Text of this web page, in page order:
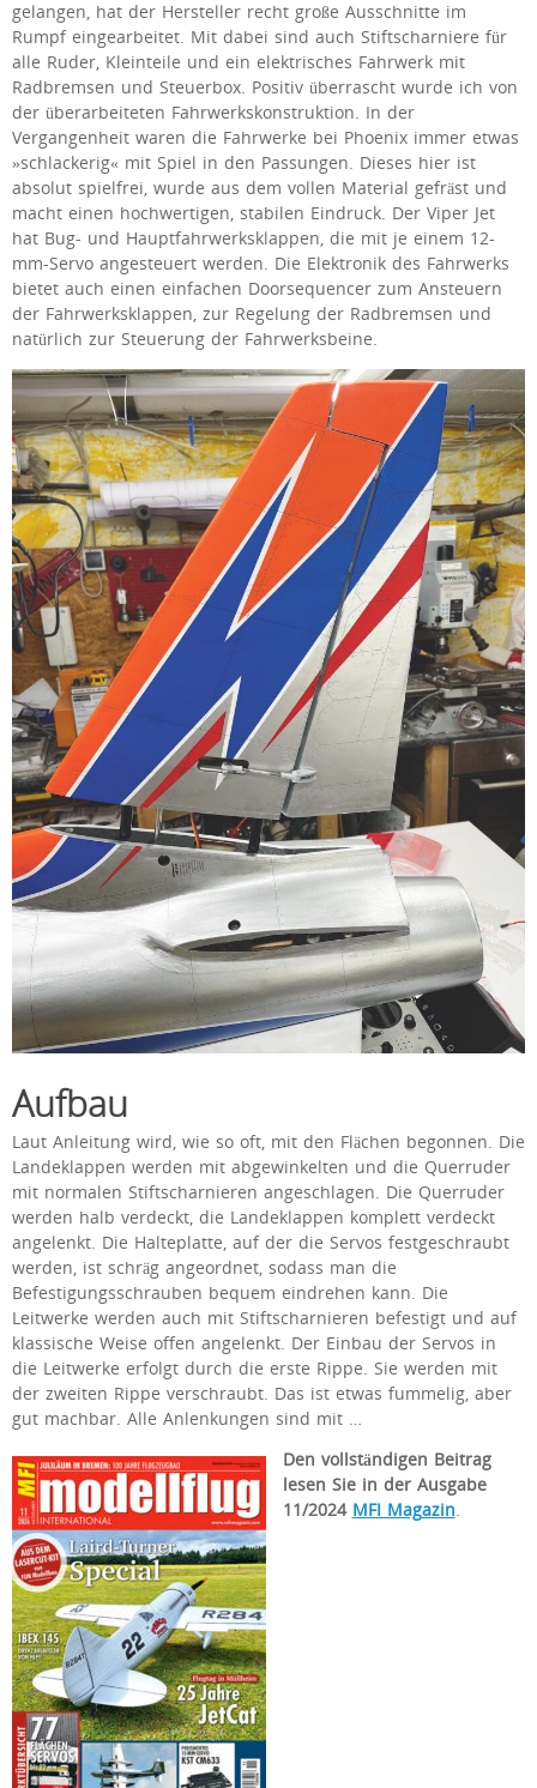
gelangen, hat der Hersteller recht große Ausschnitte im
Rumpf eingearbeitet. Mit dabei sind auch Stiftscharniere für
alle Ruder, Kleinteile und ein elektrisches Fahrwerk mit
Radbremsen und Steuerbox. Positiv überrascht wurde ich von
der überarbeiteten Fahrwerkskonstruktion. In der
Vergangenheit waren die Fahrwerke bei Phoenix immer etwas
»schlackerig« mit Spiel in den Passungen. Dieses hier ist
absolut spielfrei, wurde aus dem vollen Material gefräst und
macht einen hochwertigen, stabilen Eindruck. Der Viper Jet
hat Bug- und Hauptfahrwerksklappen, die mit je einem 12-
mm-Servo angesteuert werden. Die Elektronik des Fahrwerks
bietet auch einen einfachen Doorsequencer zum Ansteuern
der Fahrwerksklappen, zur Regelung der Radbremsen und
natürlich zur Steuerung der Fahrwerksbeine.
Aufbau
Laut Anleitung wird, wie so oft, mit den Flächen begonnen. Die
Landeklappen werden mit abgewinkelten und die Querruder
mit normalen Stiftscharnieren angeschlagen. Die Querruder
werden halb verdeckt, die Landeklappen komplett verdeckt
angelenkt. Die Halteplatte, auf der die Servos festgeschraubt
werden, ist schräg angeordnet, sodass man die
Befestigungsschrauben bequem eindrehen kann. Die
Leitwerke werden auch mit Stiftscharnieren befestigt und auf
klassische Weise offen angelenkt. Der Einbau der Servos in
die Leitwerke erfolgt durch die erste Rippe. Sie werden mit
der zweiten Rippe verschraubt. Das ist etwas fummelig, aber
gut machbar. Alle Anlenkungen sind mit …
Den vollständigen Beitrag
lesen Sie in der Ausgabe
11/2024 MFI Magazin.